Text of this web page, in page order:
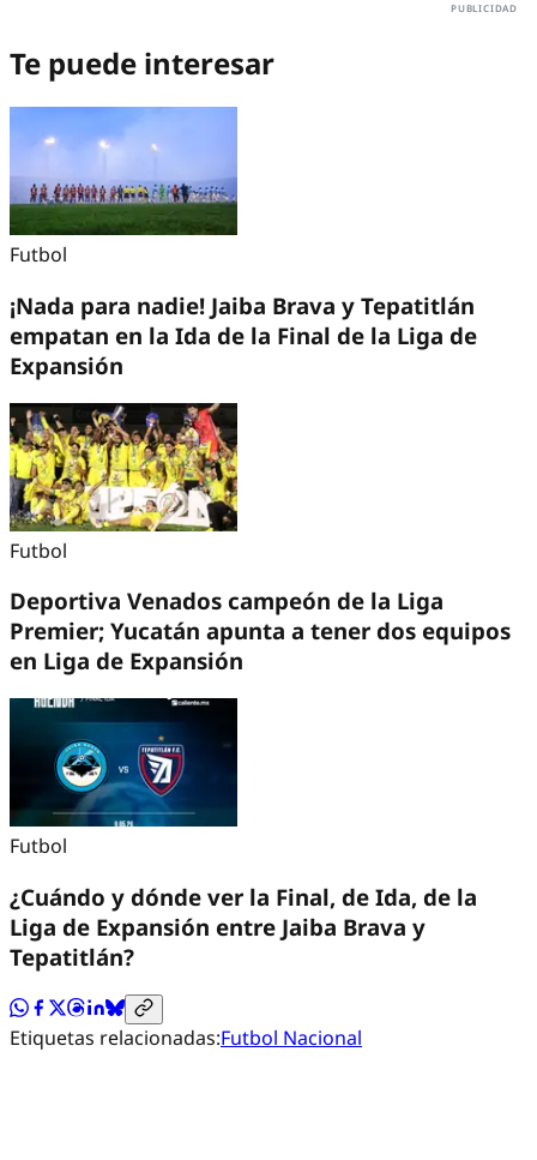
Te puede interesar
Futbol
¡Nada para nadie! Jaiba Brava y Tepatitlán
empatan en la Ida de la Final de la Liga de
Expansión
Futbol
Deportiva Venados campeón de la Liga
Premier; Yucatán apunta a tener dos equipos
en Liga de Expansión
Futbol
¿Cuándo y dónde ver la Final, de Ida, de la
Liga de Expansión entre Jaiba Brava y
Tepatitlán?
Etiquetas relacionadas:Futbol Nacional